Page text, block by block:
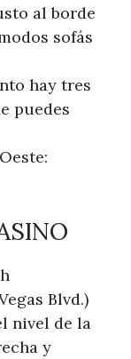
al borde
sofás
hay tres
puedes
Blvd.)
nivel de la
y